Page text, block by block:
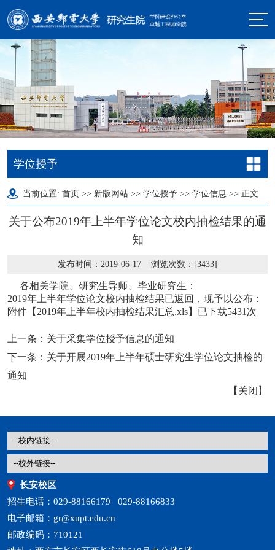
学位授予
当前位置: 首页 >> 新版网站 >> 学位授予 >> 学位信息 >> 正文
关于公布2019年上半年学位论文校内抽检结果的通
知
发布时间：2019-06-17 浏览次数：[3433]
各相关学院、研究生导师、毕业研究生：
2019年上半年学位论文校内抽检结果已返回，现予以公布：
附件【 2019年上半年校内抽检结果汇总.xls】已下载5431 次
上一条： 关于采集学位授予信息的通知
下一条： 关于开展2019年上半年硕士研究生学位论文抽检的
通知
【 关闭 】
长安校区
招生电话：029-88166179 029-88166833
电子邮箱：gr@xupt.edu.cn
邮政编码：710121